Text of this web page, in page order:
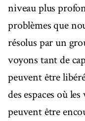
niveau plus
problèmes que
résolus par un
voyons tant de
peuvent être
des espaces où
peuvent être